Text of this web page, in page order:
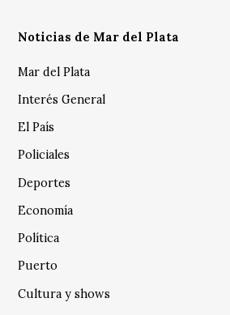
Noticias de Mar del Plata
Mar del Plata
Interés General
El País
Policiales
Deportes
Economía
Política
Puerto
Cultura y shows